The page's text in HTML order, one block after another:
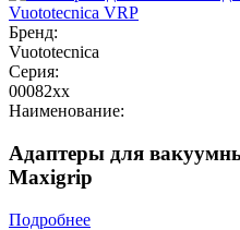
Бренд:
Vuototecnica
Серия:
00082хх
Наименование:
Адаптеры для
Maxigrip
Подробнее